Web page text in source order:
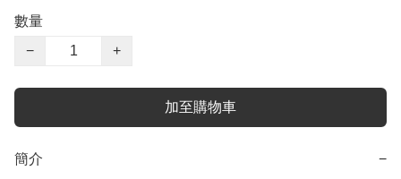
數量
−
+
加至購物車
簡介 −